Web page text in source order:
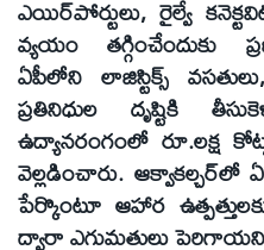
ఎయిర్‌పోర్టులు, రైల్వే
వ్యయం తగ్గించేందుకు
ఏపీలోని లాజిస్టిక్స్
ప్రతినిధుల దృష్టికి
ఉద్యానరంగంలో రూ.లక్ష
వెల్లడించారు.
పేర్కొంటూ ఆహార
ద్వారా ఎగుమతులు